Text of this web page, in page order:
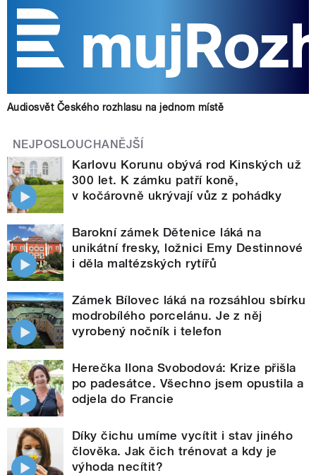
Audiosvět Českého rozhlasu na jednom místě
NEJPOSLOUCHANĚJŠÍ
Karlovu Korunu obývá rod Kinských už
300 let. K zámku patří koně,
v kočárovně ukrývají vůz z pohádky
Barokní zámek Dětenice láká na
unikátní fresky, ložnici Emy Destinnové
i děla maltézských rytířů
Zámek Bílovec láká na rozsáhlou sbírku
modrobílého porcelánu. Je z něj
vyrobený nočník i telefon
Herečka Ilona Svobodová: Krize přišla
po padesátce. Všechno jsem opustila a
odjela do Francie
Díky čichu umíme vycítit i stav jiného
člověka. Jak čich trénovat a kdy je
výhoda necítit?